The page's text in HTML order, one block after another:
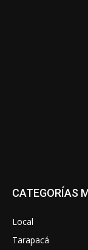
CATEGORÍAS
Local
Tarapacá